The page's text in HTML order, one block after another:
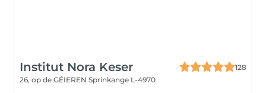
Institut Nora Keser
128
26, op de GÉIEREN Sprinkange L-4970